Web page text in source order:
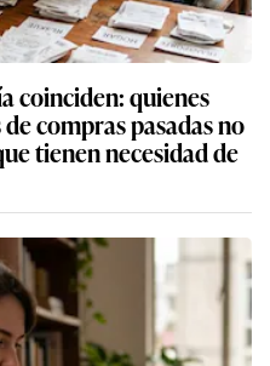
coinciden: quienes
compras pasadas no
tienen necesidad de